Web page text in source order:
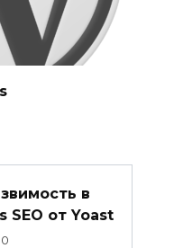
в
SEO от Yoast
0